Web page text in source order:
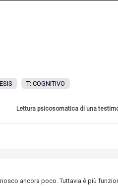
T: COGNITIVO
Lettura psicosomatica di una
ancora poco. Tuttavia è più